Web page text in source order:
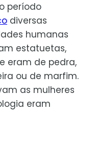
período
diversas
humanas
estatuetas,
eram de pedra,
ou de marfim.
as mulheres
eram